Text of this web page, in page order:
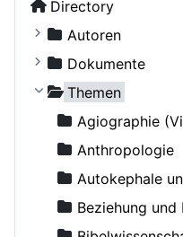
Directory
Autoren
Kostiuczuk,
Ohne Autor
Adamenko,
Adrian (Pashin),
Agapit
Agapit, Bischof
Dokumente
Russische
Russische
Themen
Agiographie
Anthropologie
Autokephale
Beziehung und